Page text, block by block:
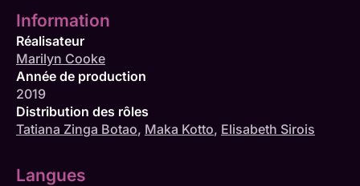
Information
Réalisateur
Marilyn Cooke
Année de production
2019
Distribution des rôles
Tatiana Zinga Botao, Maka Kotto, Elisabeth Sirois
Langues